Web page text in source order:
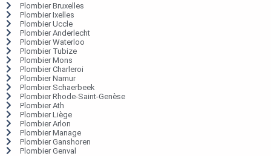
Plombier Bruxelles
Plombier Ixelles
Plombier Uccle
Plombier Anderlecht
Plombier Waterloo
Plombier Tubize
Plombier Mons
Plombier Charleroi
Plombier Namur
Plombier Schaerbeek
Plombier Rhode-Saint-Genèse
Plombier Ath
Plombier Liège
Plombier Arlon
Plombier Manage
Plombier Ganshoren
Plombier Genval